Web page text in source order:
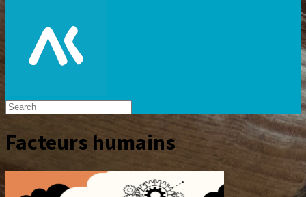
Facteurs humains